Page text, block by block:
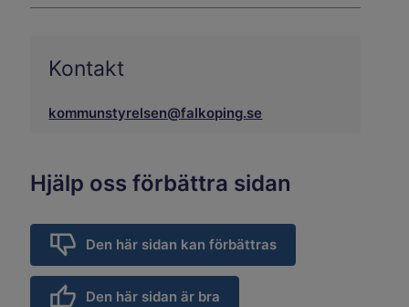
Kontakt
kommunstyrelsen@falkoping.se
Hjälp oss förbättra sidan
Den här sidan kan förbättras
Den här sidan är bra